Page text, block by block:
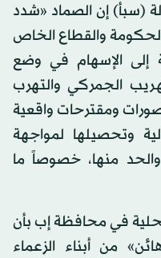
(سبأ) إن الصماد «شدد
والقطاع الخاص
إلى الإسهام في وضع
الجمركي والتهرب
ومقترحات واقعية
وتحصيلها لمواجهة
والحد منها، خصوصاً ما
في محافظة إب بأن
من أبناء الزعماء